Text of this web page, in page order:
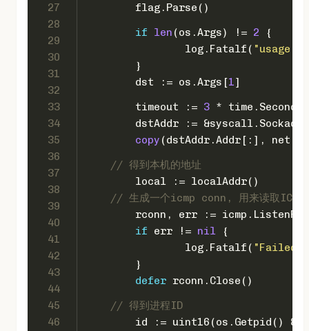
27
28
29
30
31
32
33
34
35
36
37
38
39
40
41
42
43
44
45
46
	flag.Parse()
if
len (os.Args) != 2 {
		log.Fatalf(
"usage:
	}
	dst := os.Args[
1]
	timeout :=
3 * time.Second
dstAddr :=
copy (dstAddr.Addr[:],
// 得到本机的地址
	local := localAddr()
// 生成一个icmp conn, 用来读取ICMP
rconn, err :=
if err != nil {
		log.Fatalf(
"Failed
	}
defer rconn.Close()
// 得到进程ID
	id :=
uint16 (os.Getpid() &